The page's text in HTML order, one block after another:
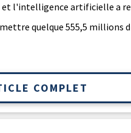
l'intelligence artificielle a
quelque 555,5 millions
COMPLET